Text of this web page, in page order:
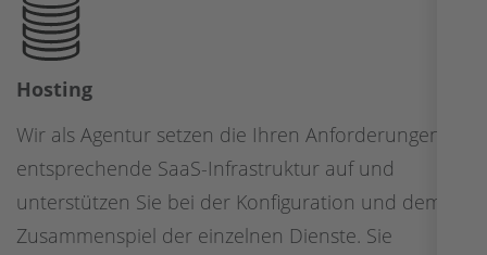
Hosting
Wir als Agentur setzen die Ihren Anforderungen
entsprechende SaaS-Infrastruktur auf und
unterstützen Sie bei der Konfiguration und dem
Zusammenspiel der einzelnen Dienste. Sie